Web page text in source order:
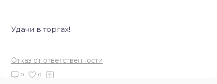
Удачи в торгах!
Отказ от ответственности
0 0